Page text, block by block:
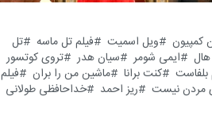
کمپیون ویل اسمیت فیلم تل ماسه
تل
هال ایمی شومر سیان هدر
تروی کوتسور
بلفاست کنت برانا ماشین من را بران
فیلم
مردن نیست ریز احمد
خداحافظی طولانی